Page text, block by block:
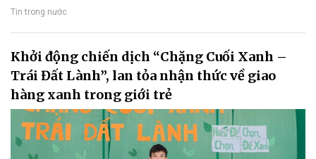
Tin trong nước
Khởi động chiến dịch “Chặng Cuối Xanh –
Trái Đất Lành”, lan tỏa nhận thức về giao
hàng xanh trong giới trẻ